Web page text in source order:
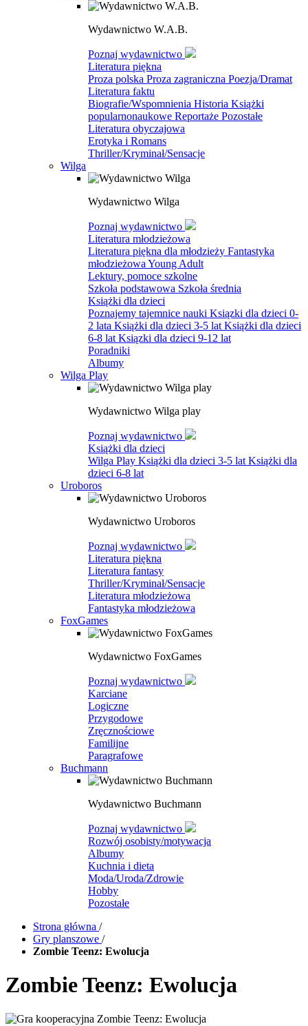
Wydawnictwo W.A.B.
Poznaj wydawnictwo
Literatura piękna
Proza polska Proza zagraniczna Poezja/Dramat
Literatura faktu
Biografie/Wspomnienia Historia Książki
popularnonaukowe Reportaże Pozostałe
Literatura obyczajowa
Erotyka i Romans
Thriller/Kryminał/Sensacje
Wilga
Wydawnictwo Wilga
Poznaj wydawnictwo
Literatura młodzieżowa
Literatura piękna dla młodzieży Fantastyka
młodzieżowa Young Adult
Lektury, pomoce szkolne
Szkoła podstawowa Szkoła średnia
Książki dla dzieci
Poznajemy tajemnice nauki Ksiązki dla dzieci 0-
2 lata Książki dla dzieci 3-5 lat Książki dla dzieci
6-8 lat Ksiązki dla dzieci 9-12 lat
Poradniki
Albumy
Wilga Play
Wydawnictwo Wilga play
Poznaj wydawnictwo
Książki dla dzieci
Wilga Play Książki dla dzieci 3-5 lat Książki dla
dzieci 6-8 lat
Uroboros
Wydawnictwo Uroboros
Poznaj wydawnictwo
Literatura piękna
Literatura fantasy
Thriller/Kryminał/Sensacje
Literatura młodzieżowa
Fantastyka młodzieżowa
FoxGames
Wydawnictwo FoxGames
Poznaj wydawnictwo
Karciane
Logiczne
Przygodowe
Zręcznościowe
Familijne
Paragrafowe
Buchmann
Wydawnictwo Buchmann
Poznaj wydawnictwo
Rozwój osobisty/motywacja
Albumy
Kuchnia i dieta
Moda/Uroda/Zdrowie
Hobby
Pozostałe
Strona główna /
Gry planszowe /
Zombie Teenz: Ewolucja
Zombie Teenz: Ewolucja